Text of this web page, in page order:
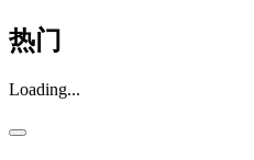
热门
Loading...